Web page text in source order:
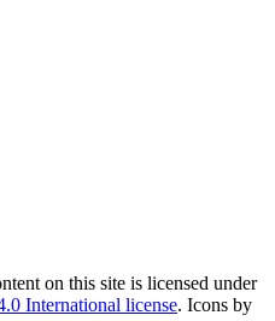
on this site is licensed under
International license. Icons by